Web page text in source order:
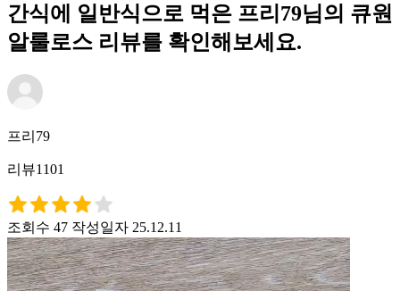
간식에 일반식으로 먹은 프리79님의 큐원
알룰로스 리뷰를 확인해보세요.
프리79
리뷰1101
조회수 47 작성일자 25.12.11